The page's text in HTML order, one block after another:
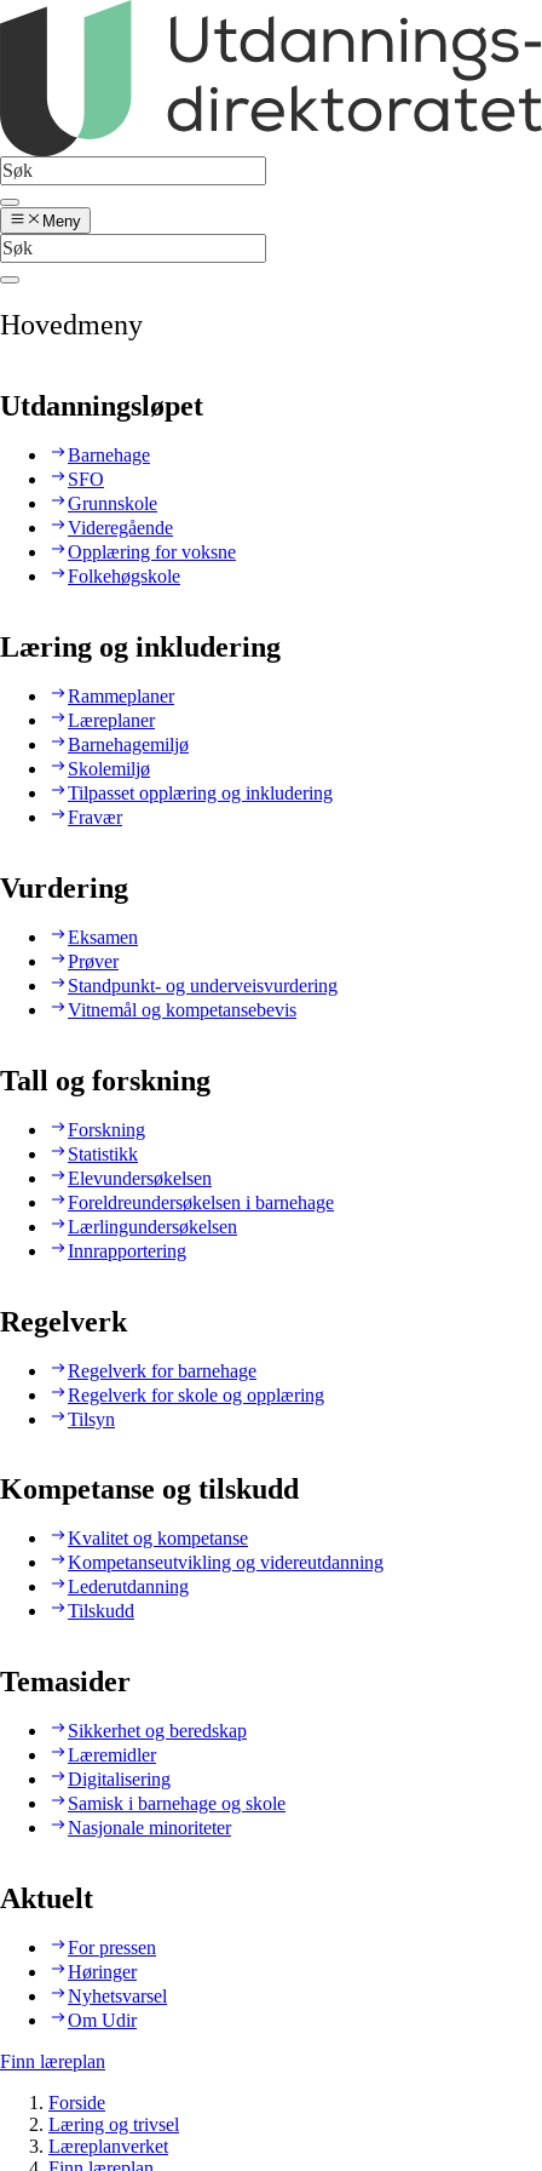
Meny
Hovedmeny
Utdanningsløpet
Barnehage
SFO
Grunnskole
Videregående
Opplæring for voksne
Folkehøgskole
Læring og inkludering
Rammeplaner
Læreplaner
Barnehagemiljø
Skolemiljø
Tilpasset opplæring og inkludering
Fravær
Vurdering
Eksamen
Prøver
Standpunkt- og underveisvurdering
Vitnemål og kompetansebevis
Tall og forskning
Forskning
Statistikk
Elevundersøkelsen
Foreldreundersøkelsen i barnehage
Lærlingundersøkelsen
Innrapportering
Regelverk
Regelverk for barnehage
Regelverk for skole og opplæring
Tilsyn
Kompetanse og tilskudd
Kvalitet og kompetanse
Kompetanseutvikling og videreutdanning
Lederutdanning
Tilskudd
Temasider
Sikkerhet og beredskap
Læremidler
Digitalisering
Samisk i barnehage og skole
Nasjonale minoriteter
Aktuelt
For pressen
Høringer
Nyhetsvarsel
Om Udir
Finn læreplan
Forside
Læring og trivsel
Læreplanverket